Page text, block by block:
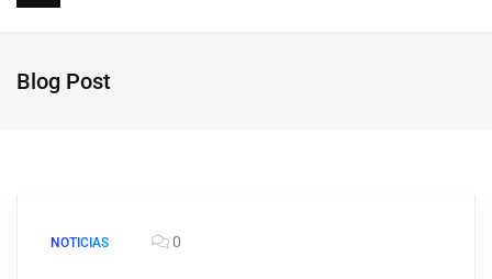
Blog Post
NOTICIAS 0